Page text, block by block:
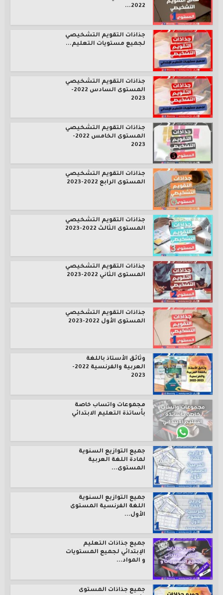
2022...
جذاذات التقويم التشخيصي
لجميع مستويات التعليم...
جذاذات التقويم التشخيصي
المستوى السادس 2022-
2023
جذاذات التقويم التشخيصي
المستوى الخامس 2022-
2023
جذاذات التقويم التشخيصي
المستوى الرابع 2022-2023
جذاذات التقويم التشخيصي
المستوى الثالث 2022-2023
جذاذات التقويم التشخيصي
المستوى الثاني 2022-2023
جذاذات التقويم التشخيصي
المستوى الأول 2022-2023
وثائق الأستاذ باللغة
العربية والفرنسية 2022-
2023
مجموعات واتساب خاصة
بأساتذة التعليم الابتدائي
جميع التوازيع السنوية
لمادة اللغة العربية
المستوى...
جميع التوازيع السنوية
اللغة الفرنسية المستوى
الأول...
جميع جذاذات التعليم
الإبتدائي لجميع المستويات
و المواد...
جميع جذاذات المستوى